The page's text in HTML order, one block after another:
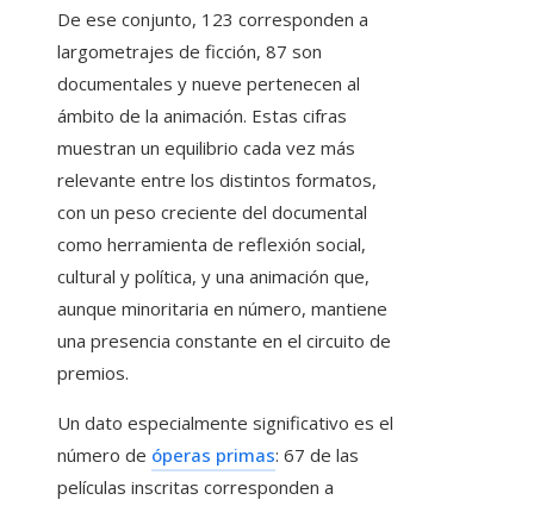
De ese conjunto, 123 corresponden a
largometrajes de ficción, 87 son
documentales y nueve pertenecen al
ámbito de la animación. Estas cifras
muestran un equilibrio cada vez más
relevante entre los distintos formatos,
con un peso creciente del documental
como herramienta de reflexión social,
cultural y política, y una animación que,
aunque minoritaria en número, mantiene
una presencia constante en el circuito de
premios.
Un dato especialmente significativo es el
número de óperas primas: 67 de las
películas inscritas corresponden a